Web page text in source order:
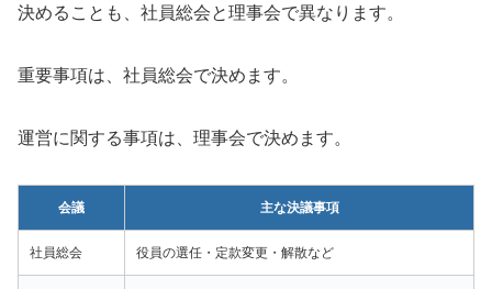
決めることも、社員総会と理事会で異なります。
重要事項は、社員総会で決めます。
運営に関する事項は、理事会で決めます。
会議 主な決議事項
社員総会 役員の選任・定款変更・解散など